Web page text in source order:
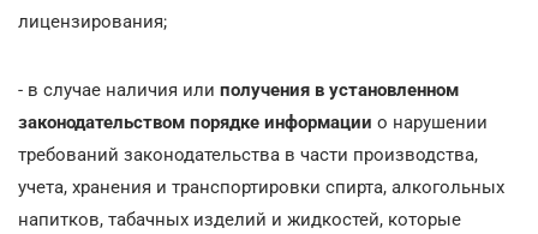
лицензирования;
- в случае наличия или получения в установленном
законодательством порядке информации о нарушении
требований законодательства в части производства,
учета, хранения и транспортировки спирта, алкогольных
напитков, табачных изделий и жидкостей, которые